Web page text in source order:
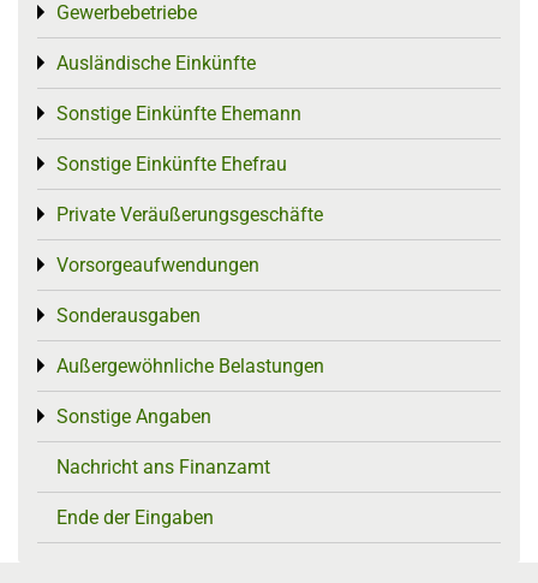
Gewerbebetriebe
Toggle menu
Ausländische Einkünfte
Toggle menu
Sonstige Einkünfte Ehemann
Toggle menu
Sonstige Einkünfte Ehefrau
Toggle menu
Private Veräußerungsgeschäfte
Toggle menu
Vorsorgeaufwendungen
Toggle menu
Sonderausgaben
Toggle menu
Außergewöhnliche Belastungen
Toggle menu
Sonstige Angaben
Toggle menu
Nachricht ans Finanzamt
Ende der Eingaben